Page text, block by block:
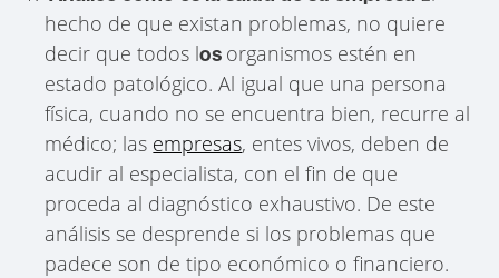
hecho de que existan problemas, no quiere
decir que todos los organismos estén en
estado patológico. Al igual que una persona
física, cuando no se encuentra bien, recurre al
médico; las empresas, entes vivos, deben de
acudir al especialista, con el fin de que
proceda al diagnóstico exhaustivo. De este
análisis se desprende si los problemas que
padece son de tipo económico o financiero.